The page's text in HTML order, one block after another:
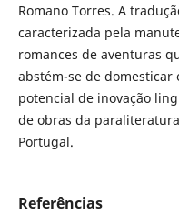
Romano Torres. A
caracterizada pela
romances de aventuras
abstém-se de domesticar
potencial de inovação
de obras da
Portugal.
Referências